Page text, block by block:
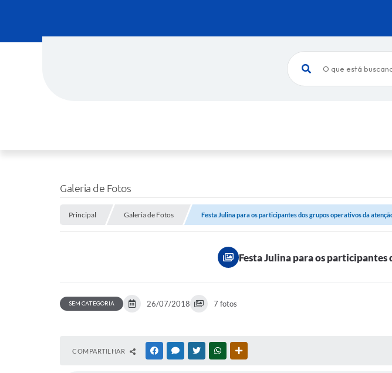
O que está buscando?
Galeria de Fotos
Principal Galeria de Fotos Festa Julina para os participantes dos grupos operativos da
Festa Julina para os participantes
SEM CATEGORIA 26/07/2018 7 fotos
COMPARTILHAR FACEBOOKMESSENGER
TWITTERWHATSAPP